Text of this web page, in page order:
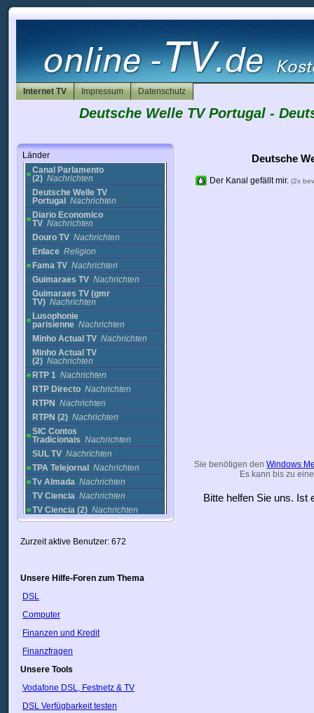
Internet TV Impressum Datenschutz
Deutsche Welle TV Portugal -
Länder
Mexiko
Neukaledonien
Niederlande
Norwegen
Pakistan
Panama
Portugal
Canal Parlamento
(2) Nachrichten
Deutsche Welle TV
Portugal
Nachrichten
Diario Economico
TV Nachrichten
Douro TV Nachrichten
Enlace Religion
Fama TV Nachrichten
Guimaraes TV Nachrichten
Guimaraes TV (gmr
TV) Nachrichten
Lusophonie
parisienne Nachrichten
Minho Actual TV Nachrichten
Minho Actual TV
(2) Nachrichten
RTP 1 Nachrichten
RTP Directo Nachrichten
RTPN
Nachrichten
RTPN (2) Nachrichten
SIC Contos
Tradicionais Nachrichten
SUL TV Nachrichten
TPA Telejornal
Nachrichten
Tv Almada Nachrichten
TV Ciencia Nachrichten
TV Ciencia (2) Nachrichten
TV Horizonte (2) Nachrichten
TV Net (Portugal) Nachrichten
Rumänien
Russland
Schweden
Schweiz
Slowenien
Spanien
Sri Lanka
Südafrika
Syrien
Deutsche
Der Kanal gefällt mir. (2x
Sie benötigen denWindows
Es kann bis zu
Bitte helfen Sie uns.
Zurzeit aktive Benutzer: 672
Unsere Hilfe-Foren zum Thema
DSL
Computer
Finanzen und Kredit
Finanzfragen
Unsere Tools
Vodafone DSL, Festnetz & TV
DSL Verfügbarkeit testen